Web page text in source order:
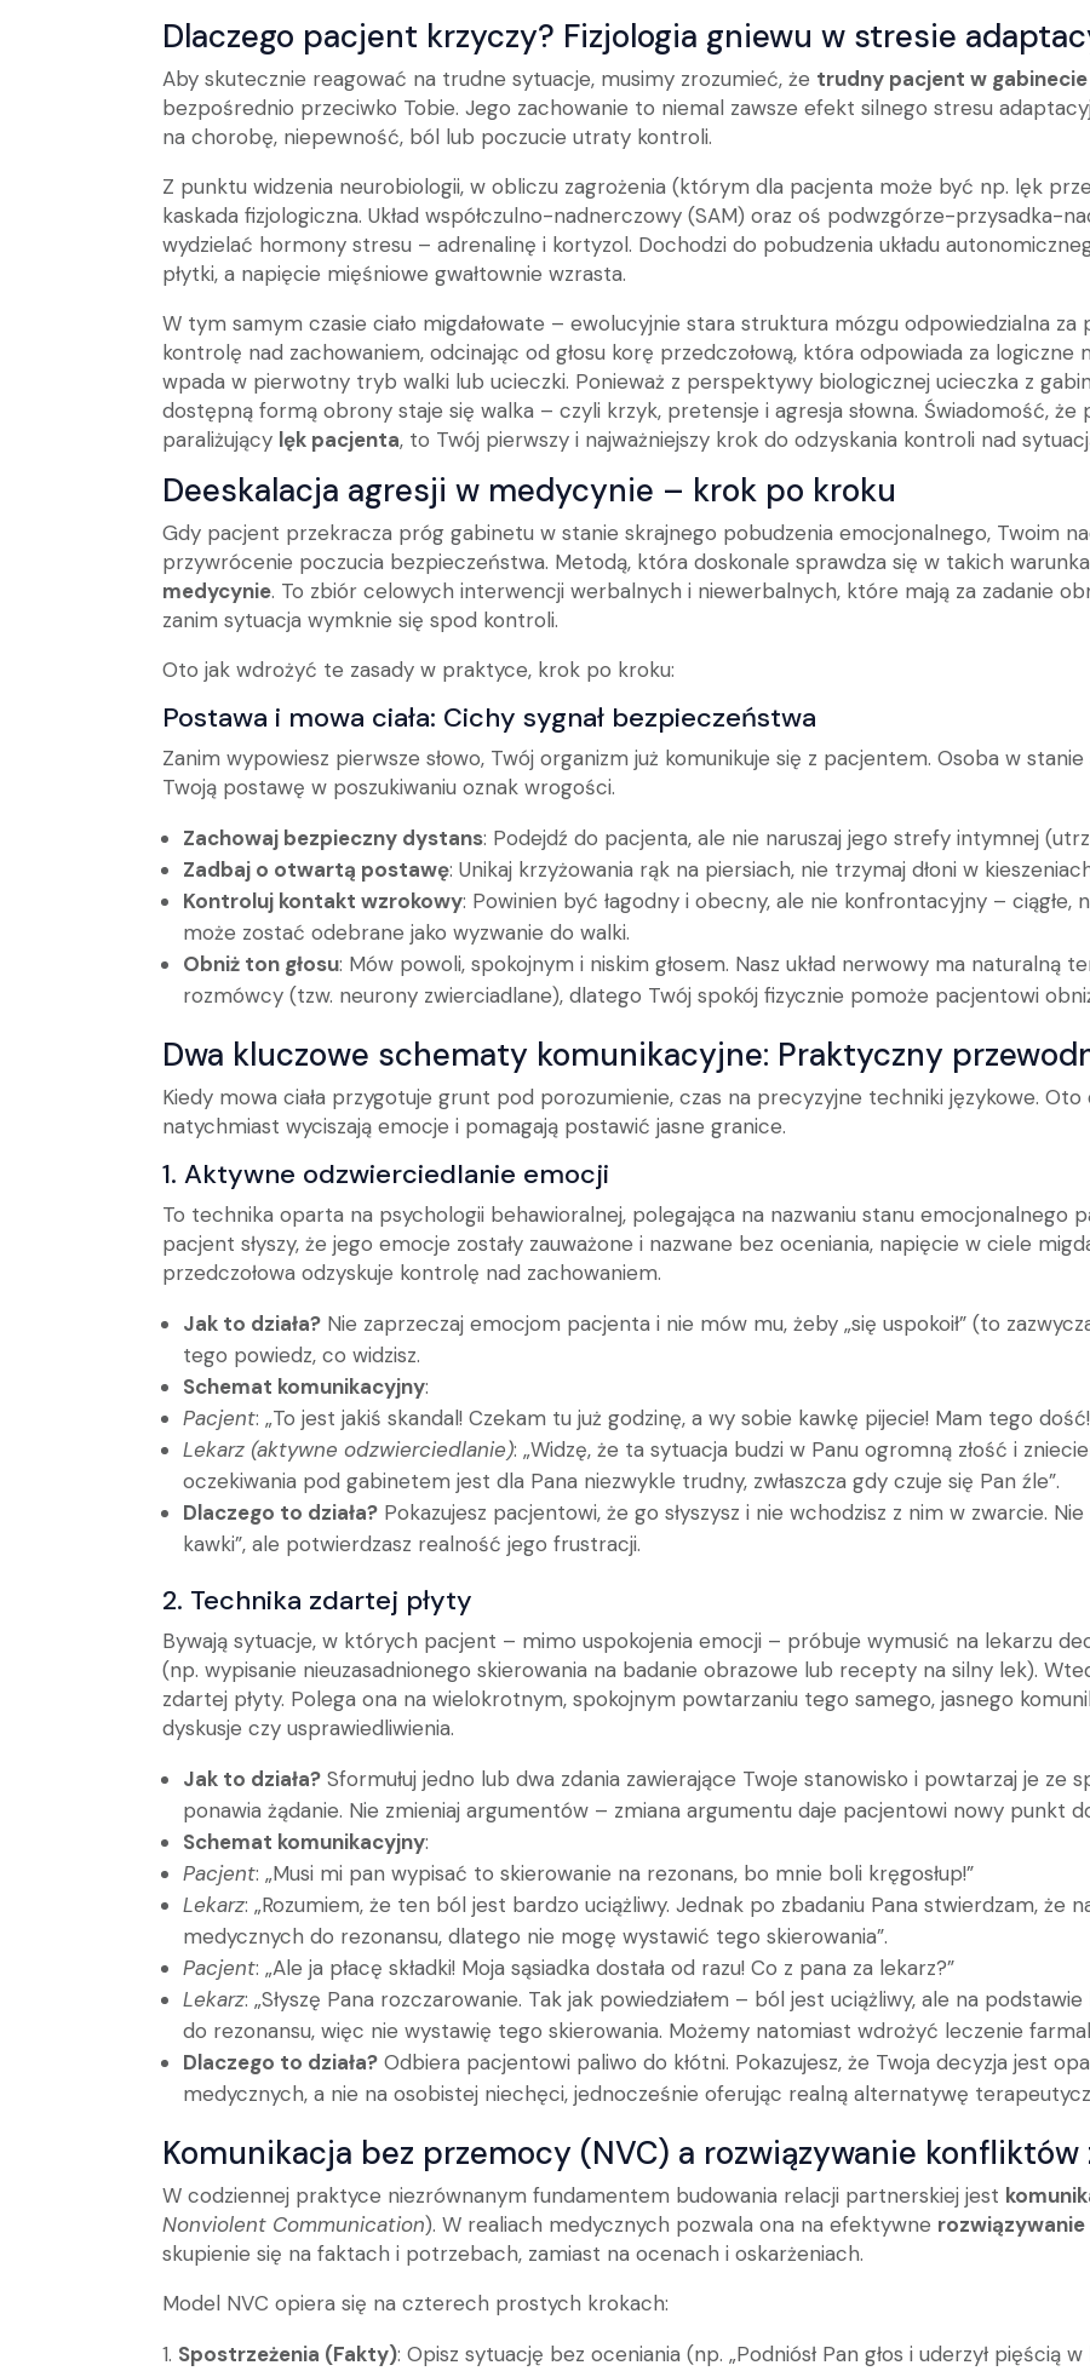
Dlaczego pacjent krzyczy? Fizjologia gniewu w stresie
Aby skutecznie reagować na trudne sytuacje, musimy zrozumieć, że trudny pacjent w gabinecie
bezpośrednio przeciwko Tobie. Jego zachowanie to niemal zawsze efekt silnego stresu
na chorobę, niepewność, ból lub poczucie utraty kontroli.
Z punktu widzenia neurobiologii, w obliczu zagrożenia (którym dla pacjenta może być np. lęk
kaskada fizjologiczna. Układ współczulno-nadnerczowy (SAM) oraz oś podwzgórze-przysadka-
wydzielać hormony stresu – adrenalinę i kortyzol. Dochodzi do pobudzenia układu
płytki, a napięcie mięśniowe gwałtownie wzrasta.
W tym samym czasie ciało migdałowate – ewolucyjnie stara struktura mózgu odpowiedzialna
kontrolę nad zachowaniem, odcinając od głosu korę przedczołową, która odpowiada za
wpada w pierwotny tryb walki lub ucieczki. Ponieważ z perspektywy biologicznej ucieczka z
dostępną formą obrony staje się walka – czyli krzyk, pretensje i agresja słowna. Świadomość, że
paraliżujący lęk pacjenta, to Twój pierwszy i najważniejszy krok do odzyskania kontroli nad
Deeskalacja agresji w medycynie – krok po kroku
Gdy pacjent przekracza próg gabinetu w stanie skrajnego pobudzenia emocjonalnego, Twoim
przywrócenie poczucia bezpieczeństwa. Metodą, która doskonale sprawdza się w takich
medycynie. To zbiór celowych interwencji werbalnych i niewerbalnych, które mają za zadanie
zanim sytuacja wymknie się spod kontroli.
Oto jak wdrożyć te zasady w praktyce, krok po kroku:
Postawa i mowa ciała: Cichy sygnał bezpieczeństwa
Zanim wypowiesz pierwsze słowo, Twój organizm już komunikuje się z pacjentem. Osoba w
Twoją postawę w poszukiwaniu oznak wrogości.
Zachowaj bezpieczny dystans: Podejdź do pacjenta, ale nie naruszaj jego strefy intymnej
Zadbaj o otwartą postawę: Unikaj krzyżowania rąk na piersiach, nie trzymaj dłoni w
Kontroluj kontakt wzrokowy: Powinien być łagodny i obecny, ale nie konfrontacyjny –
może zostać odebrane jako wyzwanie do walki.
Obniż ton głosu: Mów powoli, spokojnym i niskim głosem. Nasz układ nerwowy ma naturalną
rozmówcy (tzw. neurony zwierciadlane), dlatego Twój spokój fizycznie pomoże pacjentowi
Dwa kluczowe schematy komunikacyjne: Praktyczny
Kiedy mowa ciała przygotuje grunt pod porozumienie, czas na precyzyjne techniki językowe.
natychmiast wyciszają emocje i pomagają postawić jasne granice.
1. Aktywne odzwierciedlanie emocji
To technika oparta na psychologii behawioralnej, polegająca na nazwaniu stanu emocjonalnego
pacjent słyszy, że jego emocje zostały zauważone i nazwane bez oceniania, napięcie w ciele
przedczołowa odzyskuje kontrolę nad zachowaniem.
Jak to działa? Nie zaprzeczaj emocjom pacjenta i nie mów mu, żeby „się uspokoił” (to
tego powiedz, co widzisz.
Schemat komunikacyjny:
Pacjent: „To jest jakiś skandal! Czekam tu już godzinę, a wy sobie kawkę pijecie! Mam tego
Lekarz (aktywne odzwierciedlanie): „Widzę, że ta sytuacja budzi w Panu ogromną złość i
oczekiwania pod gabinetem jest dla Pana niezwykle trudny, zwłaszcza gdy czuje się Pan źle”.
Dlaczego to działa? Pokazujesz pacjentowi, że go słyszysz i nie wchodzisz z nim w zwarcie.
kawki”, ale potwierdzasz realność jego frustracji.
2. Technika zdartej płyty
Bywają sytuacje, w których pacjent – mimo uspokojenia emocji – próbuje wymusić na lekarzu
(np. wypisanie nieuzasadnionego skierowania na badanie obrazowe lub recepty na silny lek).
zdartej płyty. Polega ona na wielokrotnym, spokojnym powtarzaniu tego samego, jasnego
dyskusje czy usprawiedliwienia.
Jak to działa? Sformułuj jedno lub dwa zdania zawierające Twoje stanowisko i powtarzaj je ze
ponawia żądanie. Nie zmieniaj argumentów – zmiana argumentu daje pacjentowi nowy punkt
Schemat komunikacyjny:
Pacjent: „Musi mi pan wypisać to skierowanie na rezonans, bo mnie boli kręgosłup!”
Lekarz: „Rozumiem, że ten ból jest bardzo uciążliwy. Jednak po zbadaniu Pana stwierdzam, że
medycznych do rezonansu, dlatego nie mogę wystawić tego skierowania”.
Pacjent: „Ale ja płacę składki! Moja sąsiadka dostała od razu! Co z pana za lekarz?”
Lekarz: „Słyszę Pana rozczarowanie. Tak jak powiedziałem – ból jest uciążliwy, ale na
do rezonansu, więc nie wystawię tego skierowania. Możemy natomiast wdrożyć leczenie
Dlaczego to działa? Odbiera pacjentowi paliwo do kłótni. Pokazujesz, że Twoja decyzja jest
medycznych, a nie na osobistej niechęci, jednocześnie oferując realną alternatywę
Komunikacja bez przemocy (NVC) a rozwiązywanie
W codziennej praktyce niezrównanym fundamentem budowania relacji partnerskiej jest
Nonviolent Communication). W realiach medycznych pozwala ona na efektywne
skupienie się na faktach i potrzebach, zamiast na ocenach i oskarżeniach.
Model NVC opiera się na czterech prostych krokach:
Spostrzeżenia (Fakty): Opisz sytuację bez oceniania (np. „Podniósł Pan głos i uderzył pięścią